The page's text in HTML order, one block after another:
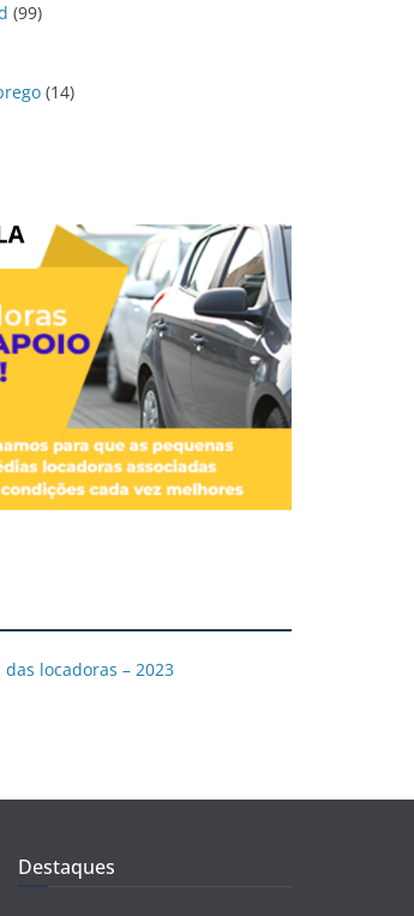
(99)
(14)
locadoras – 2023
Destaques